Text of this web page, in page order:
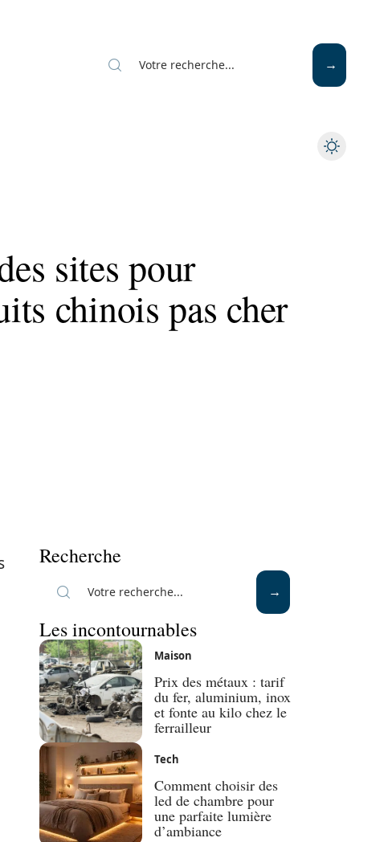
sites pour
chinois pas cher
Recherche
Les incontournables
Maison
Prix des métaux : tarif
du fer, aluminium, inox
et fonte au kilo chez le
ferrailleur
Tech
Comment choisir des
led de chambre pour
une parfaite lumière
d’ambiance